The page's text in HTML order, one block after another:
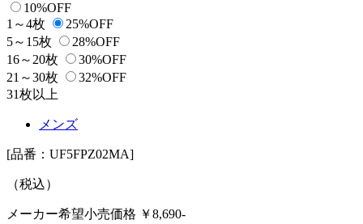
10%OFF
1～4枚
25%OFF
5～15枚
28%OFF
16～20枚
30%OFF
21～30枚
32%OFF
31枚以上
メンズ
[品番：UF5FPZ02MA]
（税込）
メーカー希望小売価格 ￥8,690-